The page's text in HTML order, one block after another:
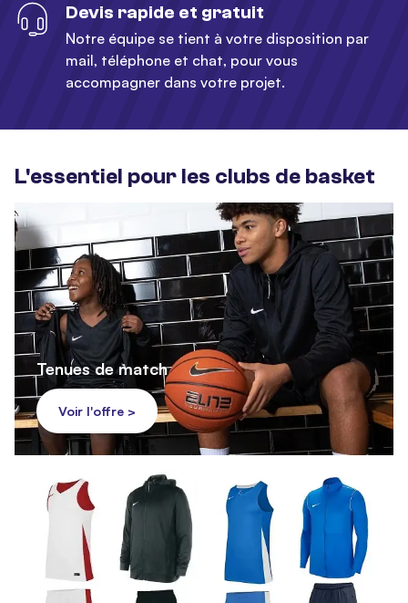
Devis rapide et gratuit
Notre équipe se tient à votre disposition par
mail, téléphone et chat, pour vous
accompagner dans votre projet.
L'essentiel pour les clubs de basket
Tenues de match
Voir l'offre >